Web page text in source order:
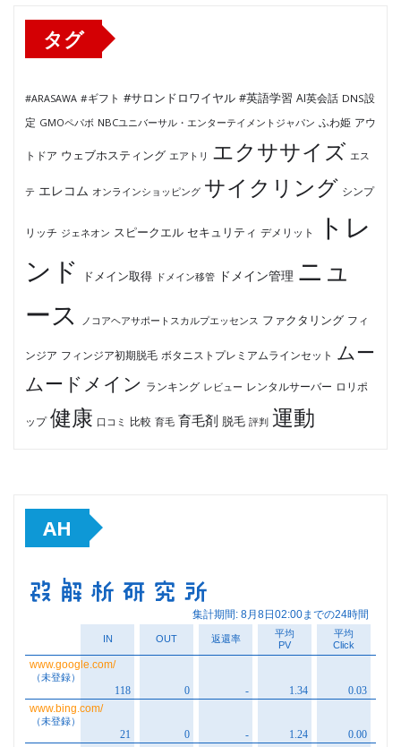
タグ
#ARASAWA #ギフト #サロンドロワイヤル #英語学習 AI英会話 DNS設
定 GMOペパボ NBCユニバーサル・エンターテイメントジャパン ふわ姫 アウ
トドア ウェブホスティング エアトリ エクササイズ エス
テ エレコム オンラインショッピング サイクリング シンプ
リッチ ジェネオン スピークエル セキュリティ デメリット
トレ
ンド
ドメイン取得 ドメイン移管 ドメイン管理 ニュ
ース
ノコアヘアサポートスカルプエッセンス ファクタリング フィ
ンジア フィンジア初期脱毛 ボタニストプレミアムラインセット ムー
ムードメイン ランキング レビュー レンタルサーバー ロリポ
ップ 健康 口コミ 比較 育毛 育毛剤 脱毛 評判 運動
AH